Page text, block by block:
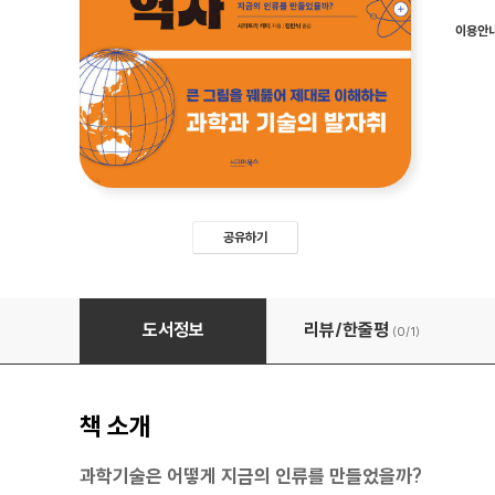
공유하기
이용안
세상을 뒤집은 과학기술의 역사
도서정보 리뷰/한줄평 (0/1)
책 소개
과학기술은 어떻게 지금의 인류를 만들었을까?